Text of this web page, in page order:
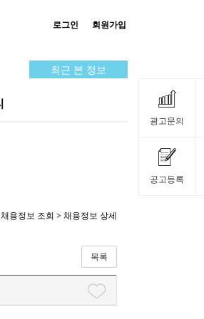
광고문의
공고등록
로그인 회원가입
최근 본 정보
채용정보 조회 > 채용정보 상세
목록